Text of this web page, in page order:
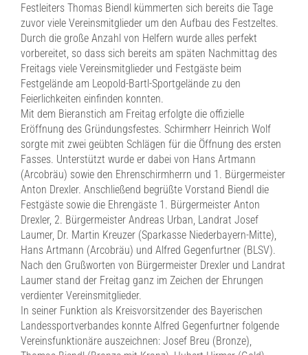
Festleiters Thomas Biendl kümmerten sich bereits die Tage
zuvor viele Vereinsmitglieder um den Aufbau des Festzeltes.
Durch die große Anzahl von Helfern wurde alles perfekt
vorbereitet, so dass sich bereits am späten Nachmittag des
Freitags viele Vereinsmitglieder und Festgäste beim
Festgelände am Leopold-Bartl-Sportgelände zu den
Feierlichkeiten einfinden konnten.
Mit dem Bieranstich am Freitag erfolgte die offizielle
Eröffnung des Gründungsfestes. Schirmherr Heinrich Wolf
sorgte mit zwei geübten Schlägen für die Öffnung des ersten
Fasses. Unterstützt wurde er dabei von Hans Artmann
(Arcobräu) sowie den Ehrenschirmherrn und 1. Bürgermeister
Anton Drexler. Anschließend begrüßte Vorstand Biendl die
Festgäste sowie die Ehrengäste 1. Bürgermeister Anton
Drexler, 2. Bürgermeister Andreas Urban, Landrat Josef
Laumer, Dr. Martin Kreuzer (Sparkasse Niederbayern-Mitte),
Hans Artmann (Arcobräu) und Alfred Gegenfurtner (BLSV).
Nach den Grußworten von Bürgermeister Drexler und Landrat
Laumer stand der Freitag ganz im Zeichen der Ehrungen
verdienter Vereinsmitglieder.
In seiner Funktion als Kreisvorsitzender des Bayerischen
Landessportverbandes konnte Alfred Gegenfurtner folgende
Vereinsfunktionäre auszeichnen: Josef Breu (Bronze),